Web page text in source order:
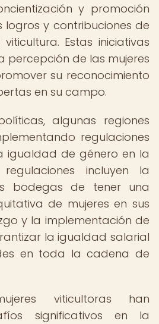
y promoción
y contribuciones de
Estas iniciativas
percepción de las mujeres
su reconocimiento
en su campo.
algunas regiones
regulaciones
igualdad de género en la
incluyen la
bodegas de tener una
de mujeres en sus
y la implementación de
la igualdad salarial
en toda la cadena de
viticultoras han
significativos en la